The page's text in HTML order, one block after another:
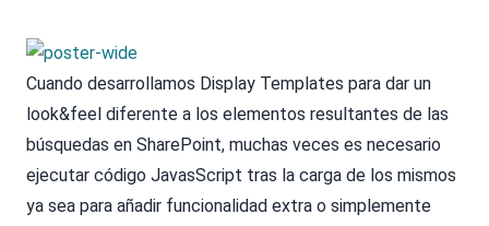
Cuando desarrollamos Display Templates para dar un
look&feel diferente a los elementos resultantes de las
búsquedas en SharePoint, muchas veces es necesario
ejecutar código JavasScript tras la carga de los mismos
ya sea para añadir funcionalidad extra o simplemente